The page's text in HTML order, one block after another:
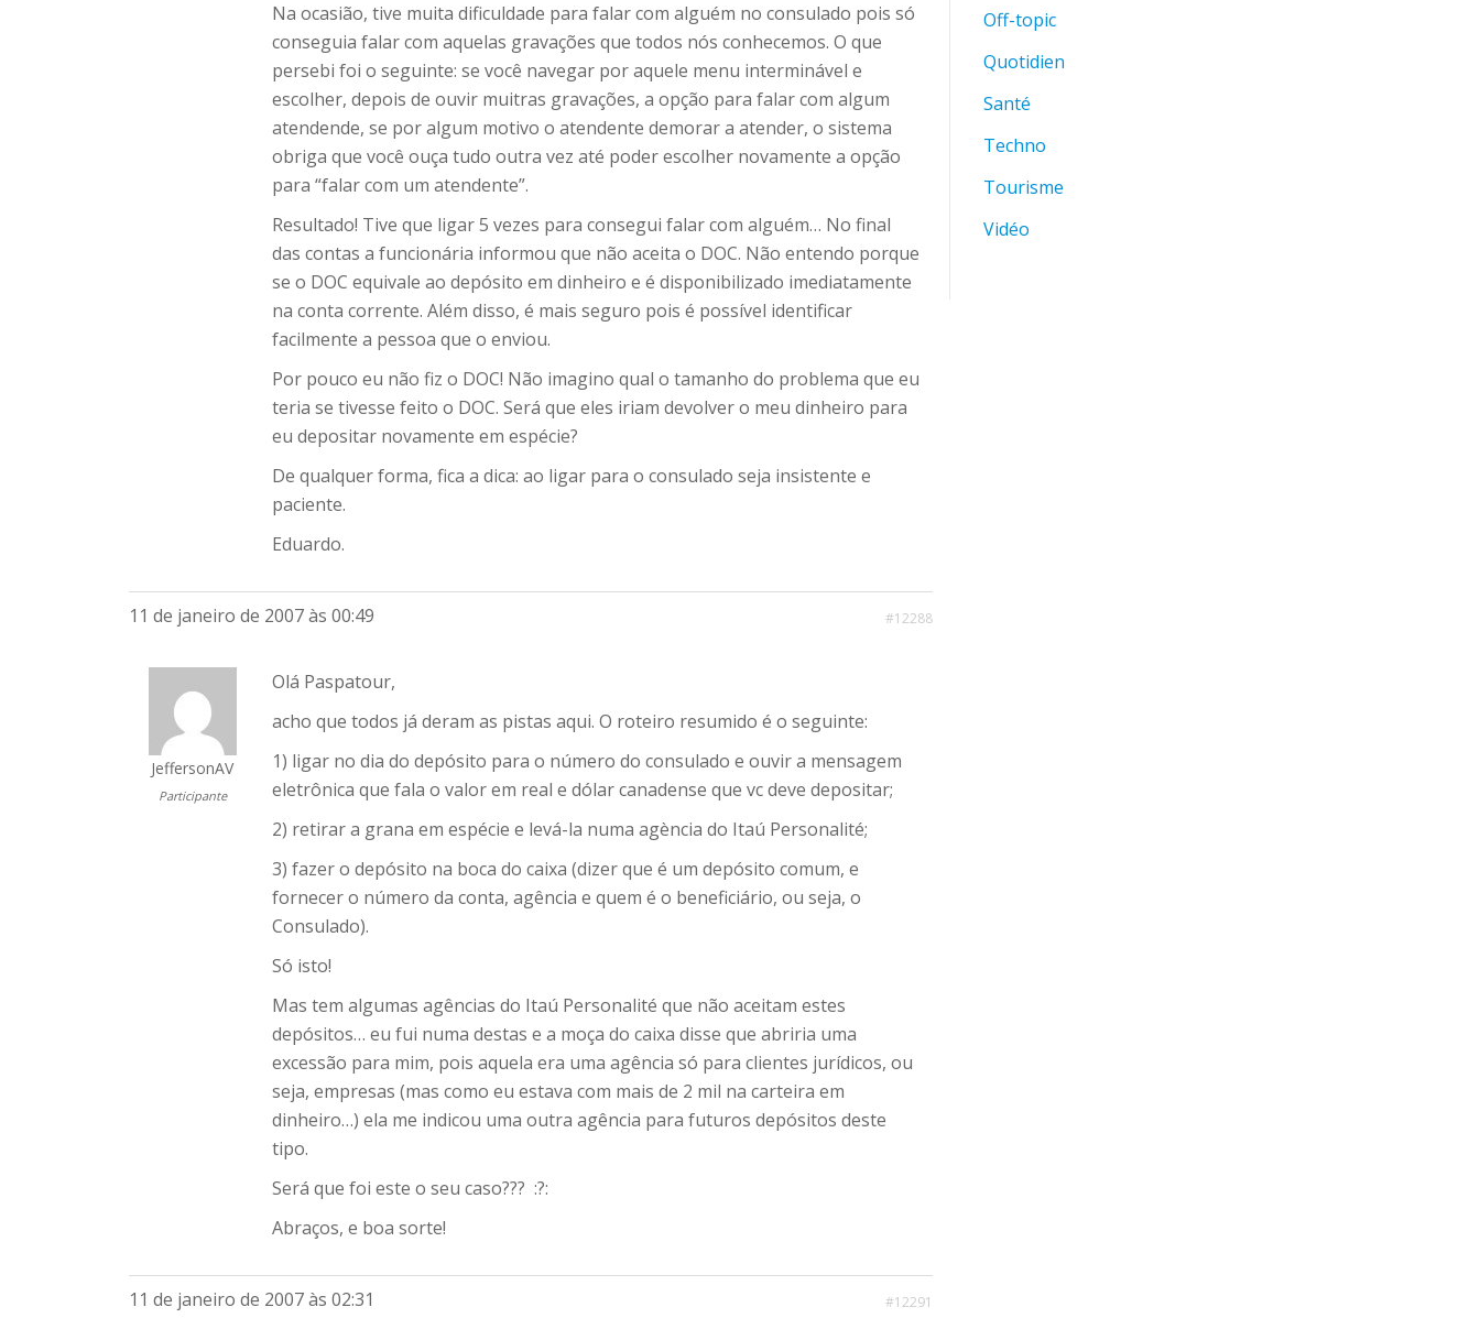
Na ocasião, tive muita dificuldade para falar com alguém no consulado pois só
conseguia falar com aquelas gravações que todos nós conhecemos. O que
persebi foi o seguinte: se você navegar por aquele menu interminável e
escolher, depois de ouvir muitras gravações, a opção para falar com algum
atendende, se por algum motivo o atendente demorar a atender, o sistema
obriga que você ouça tudo outra vez até poder escolher novamente a opção
para “falar com um atendente”.
Resultado! Tive que ligar 5 vezes para consegui falar com alguém… No final
das contas a funcionária informou que não aceita o DOC. Não entendo porque
se o DOC equivale ao depósito em dinheiro e é disponibilizado imediatamente
na conta corrente. Além disso, é mais seguro pois é possível identificar
facilmente a pessoa que o enviou.
Por pouco eu não fiz o DOC! Não imagino qual o tamanho do problema que eu
teria se tivesse feito o DOC. Será que eles iriam devolver o meu dinheiro para
eu depositar novamente em espécie?
De qualquer forma, fica a dica: ao ligar para o consulado seja insistente e
paciente.
Eduardo.
11 de janeiro de 2007 às 00:49 #12288
JeffersonAV
Participante
Olá Paspatour,
acho que todos já deram as pistas aqui. O roteiro resumido é o seguinte:
1) ligar no dia do depósito para o número do consulado e ouvir a mensagem
eletrônica que fala o valor em real e dólar canadense que vc deve depositar;
2) retirar a grana em espécie e levá-la numa agència do Itaú Personalité;
3) fazer o depósito na boca do caixa (dizer que é um depósito comum, e
fornecer o número da conta, agência e quem é o beneficiário, ou seja, o
Consulado).
Só isto!
Mas tem algumas agências do Itaú Personalité que não aceitam estes
depósitos… eu fui numa destas e a moça do caixa disse que abriria uma
excessão para mim, pois aquela era uma agência só para clientes jurídicos, ou
seja, empresas (mas como eu estava com mais de 2 mil na carteira em
dinheiro…) ela me indicou uma outra agência para futuros depósitos deste
tipo.
Será que foi este o seu caso??? :?:
Abraços, e boa sorte!
11 de janeiro de 2007 às 02:31 #12291
Off-topic
Quotidien
Santé
Techno
Tourisme
Vidéo